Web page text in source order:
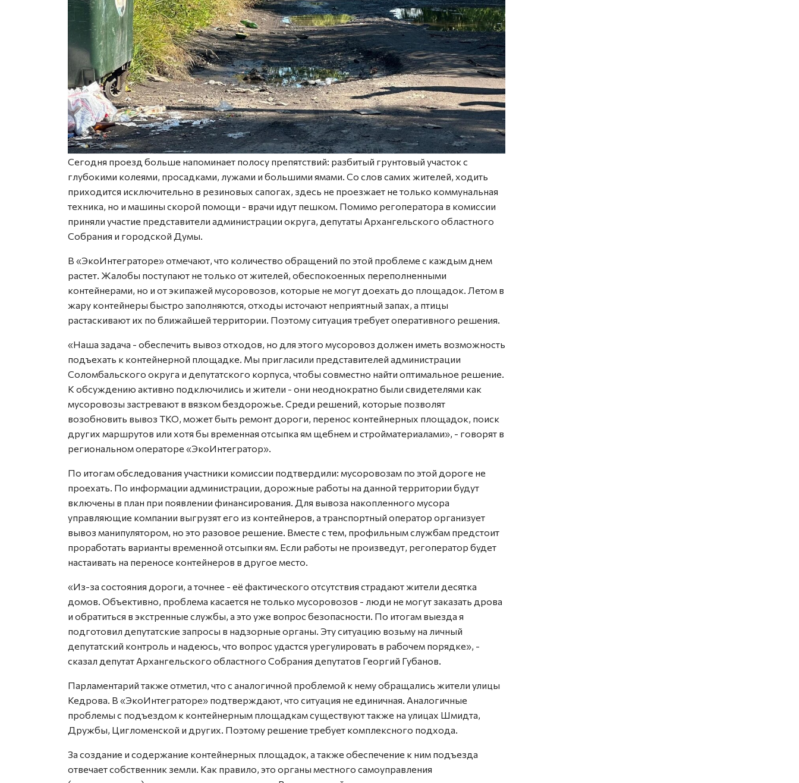
Сегодня проезд больше напоминает полосу препятствий: разбитый грунтовый участок с
глубокими колеями, просадками, лужами и большими ямами. Со слов самих жителей, ходить
приходится исключительно в резиновых сапогах, здесь не проезжает не только коммунальная
техника, но и машины скорой помощи - врачи идут пешком. Помимо регоператора в комиссии
приняли участие представители администрации округа, депутаты Архангельского областного
Собрания и городской Думы.
В «ЭкоИнтеграторе» отмечают, что количество обращений по этой проблеме с каждым днем
растет. Жалобы поступают не только от жителей, обеспокоенных переполненными
контейнерами, но и от экипажей мусоровозов, которые не могут доехать до площадок. Летом в
жару контейнеры быстро заполняются, отходы источают неприятный запах, а птицы
растаскивают их по ближайшей территории. Поэтому ситуация требует оперативного решения.
«Наша задача - обеспечить вывоз отходов, но для этого мусоровоз должен иметь возможность
подъехать к контейнерной площадке. Мы пригласили представителей администрации
Соломбальского округа и депутатского корпуса, чтобы совместно найти оптимальное решение.
К обсуждению активно подключились и жители - они неоднократно были свидетелями как
мусоровозы застревают в вязком бездорожье. Среди решений, которые позволят
возобновить вывоз ТКО, может быть ремонт дороги, перенос контейнерных площадок, поиск
других маршрутов или хотя бы временная отсыпка ям щебнем и стройматериалами», - говорят в
региональном операторе «ЭкоИнтегратор».
По итогам обследования участники комиссии подтвердили: мусоровозам по этой дороге не
проехать. По информации администрации, дорожные работы на данной территории будут
включены в план при появлении финансирования. Для вывоза накопленного мусора
управляющие компании выгрузят его из контейнеров, а транспортный оператор организует
вывоз манипулятором, но это разовое решение. Вместе с тем, профильным службам предстоит
проработать варианты временной отсыпки ям. Если работы не произведут, регоператор будет
настаивать на переносе контейнеров в другое место.
«Из-за состояния дороги, а точнее - её фактического отсутствия страдают жители десятка
домов. Объективно, проблема касается не только мусоровозов - люди не могут заказать дрова
и обратиться в экстренные службы, а это уже вопрос безопасности. По итогам выезда я
подготовил депутатские запросы в надзорные органы. Эту ситуацию возьму на личный
депутатский контроль и надеюсь, что вопрос удастся урегулировать в рабочем порядке», -
сказал депутат Архангельского областного Собрания депутатов Георгий Губанов.
Парламентарий также отметил, что с аналогичной проблемой к нему обращались жители улицы
Кедрова. В «ЭкоИнтеграторе» подтверждают, что ситуация не единичная. Аналогичные
проблемы с подъездом к контейнерным площадкам существуют также на улицах Шмидта,
Дружбы, Цигломенской и других. Поэтому решение требует комплексного подхода.
За создание и содержание контейнерных площадок, а также обеспечение к ним подъезда
отвечает собственник земли. Как правило, это органы местного самоуправления